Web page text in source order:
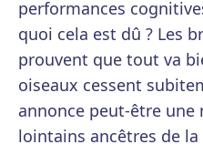
performances
quoi cela est dû ? Les
prouvent que tout va
oiseaux cessent
annonce peut-être une
lointains ancêtres de